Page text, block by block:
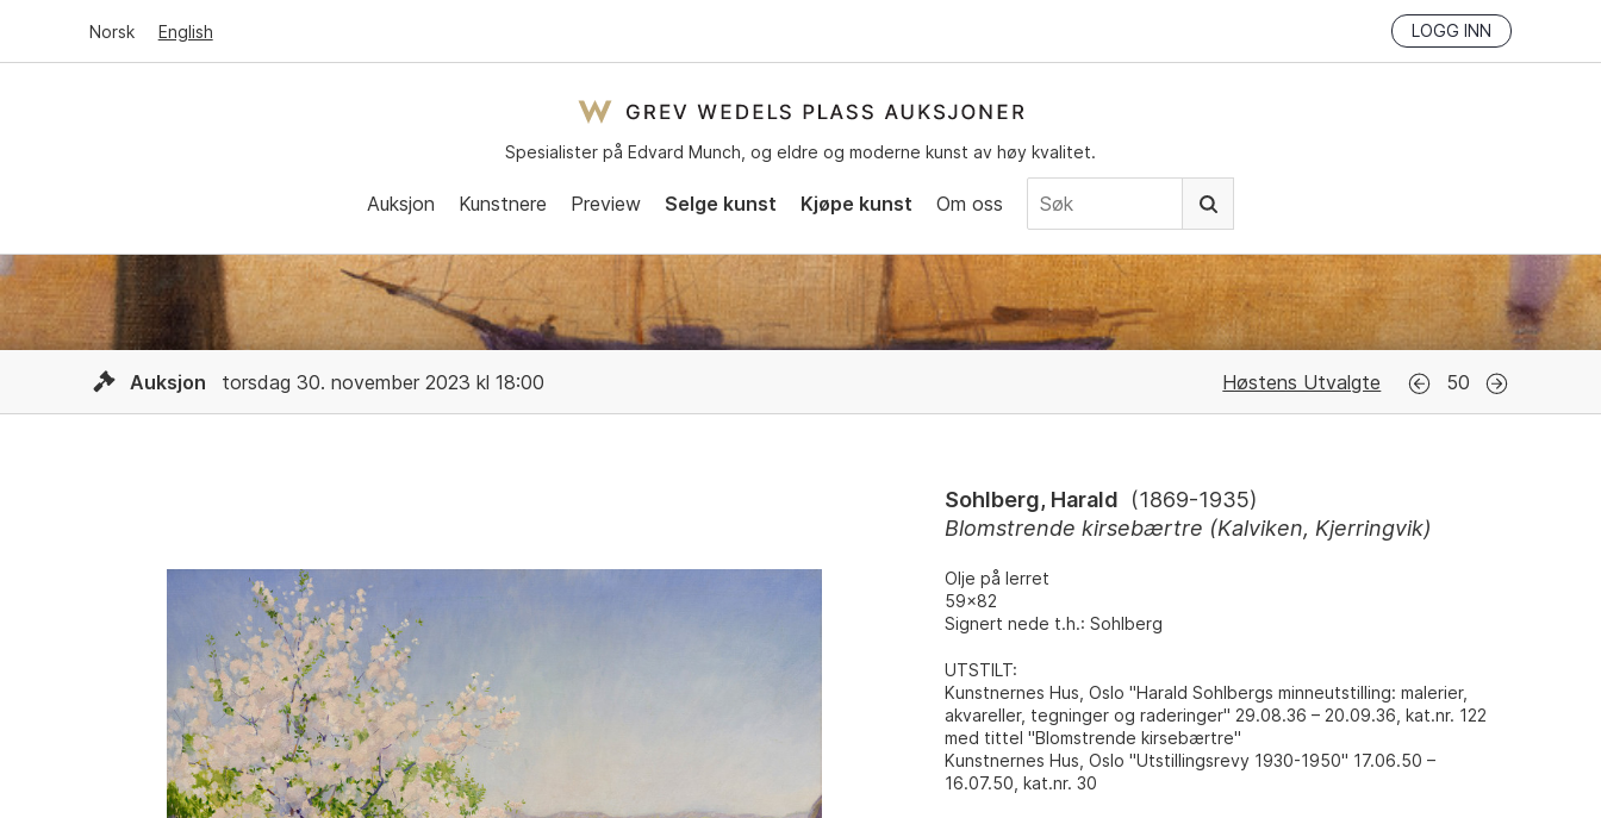
Norsk English LOGG INN
Spesialister på Edvard Munch, og eldre og moderne kunst av høy kvalitet.
Auksjon Kunstnere Preview Selge kunst Kjøpe kunst Om oss
Auksjon torsdag 30. november 2023 kl 18:00 Høstens Utvalgte 50
Sohlberg, Harald (1869-1935)
Blomstrende kirsebærtre (Kalviken, Kjerringvik)
Olje på lerret
59x82
Signert nede t.h.: Sohlberg
UTSTILT:
Kunstnernes Hus, Oslo "Harald Sohlbergs minneutstilling: malerier,
akvareller, tegninger og raderinger" 29.08.36 – 20.09.36, kat.nr. 122
med tittel "Blomstrende kirsebærtre"
Kunstnernes Hus, Oslo "Utstillingsrevy 1930-1950" 17.06.50 –
16.07.50, kat.nr. 30